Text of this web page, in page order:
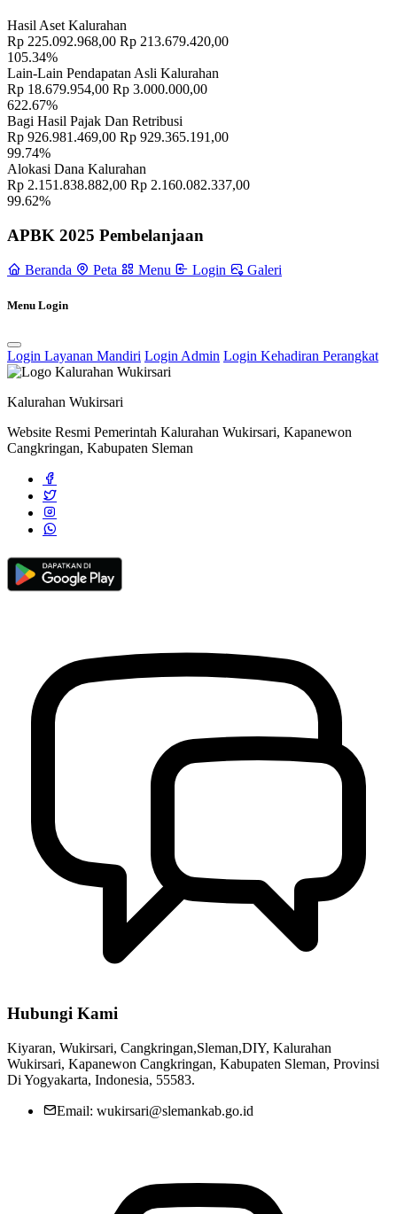
Profil Lurah 17 November 2021
Pelatihan Bina Keluarga Balita Kalurahan Wukirsari
2021
Pertemuan Paguyuban Dukuh "Cokro Pamungkas" Kapanewon
Cangkringan: Perkuat Peran Dukuh dalam Pembangunan Desa
Juni 2025
Alur Permohonan Informasi 15 November 2021
Karangmalang Bangun Tempat Pemandian
Musyawarah Perencanaan Pembangunan Kalurahan Wukirsari:
11 April 2022
Kemeriahan Merti Dusun Pusmalang Dalam Upaya Melestarikan
Hasil Aset Kalurahan
Rp 225.092.968,00 Rp 213.679.420,00
105.34%
Lain-Lain Pendapatan Asli Kalurahan
Rp 18.679.954,00 Rp 3.000.000,00
622.67%
Bagi Hasil Pajak Dan Retribusi
Rp 926.981.469,00 Rp 929.365.191,00
99.74%
Alokasi Dana Kalurahan
Rp 2.151.838.882,00 Rp 2.160.082.337,00
99.62%
APBK 2025 Pembelanjaan
Beranda Peta Menu Login Galeri
Menu Login
Login Layanan Mandiri Login Admin Login Kehadiran Perangkat
Kalurahan Wukirsari
Website Resmi Pemerintah Kalurahan Wukirsari, Kapanewon
Cangkringan, Kabupaten Sleman
Hubungi Kami
Kiyaran, Wukirsari, Cangkringan,Sleman,DIY, Kalurahan
Wukirsari, Kapanewon Cangkringan, Kabupaten Sleman, Provinsi
Di Yogyakarta, Indonesia, 55583.
Email: wukirsari@slemankab.go.id